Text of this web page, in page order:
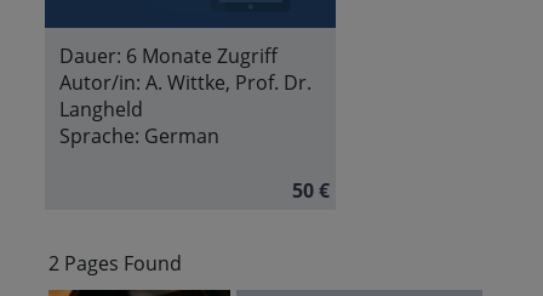
Dauer: 6 Monate Zugriff
Autor/in: A. Wittke, Prof. Dr.
Langheld
Sprache: German
50 €
2 Pages Found